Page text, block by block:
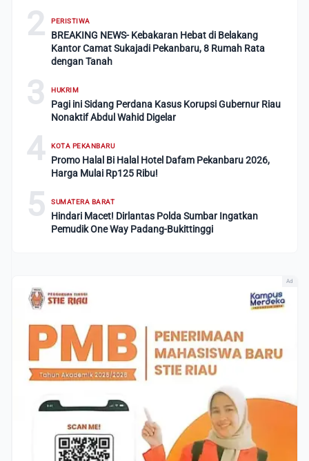
2 PERISTIWA
BREAKING NEWS- Kebakaran Hebat di Belakang
Kantor Camat Sukajadi Pekanbaru, 8 Rumah Rata
dengan Tanah
3 HUKRIM
Pagi ini Sidang Perdana Kasus Korupsi Gubernur Riau
Nonaktif Abdul Wahid Digelar
4 KOTA PEKANBARU
Promo Halal Bi Halal Hotel Dafam Pekanbaru 2026,
Harga Mulai Rp125 Ribu!
5 SUMATERA BARAT
Hindari Macet! Dirlantas Polda Sumbar Ingatkan
Pemudik One Way Padang-Bukittinggi
Ad